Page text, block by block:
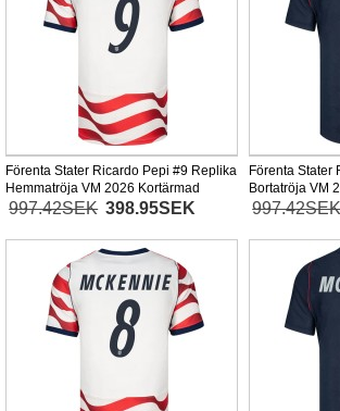
Förenta Stater Ricardo Pepi #9 Replika
Hemmatröja VM 2026 Kortärmad
997.42SEK 398.95SEK
Förenta Stater
Bortatröja VM